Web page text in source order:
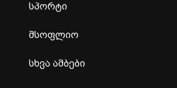
სპორტი
მსოფლიო
სხვა ამბები